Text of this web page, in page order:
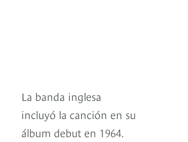
La banda inglesa
incluyó la canción en su
álbum debut en 1964.